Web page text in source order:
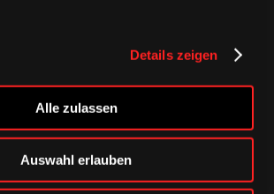
Details zeigen
Alle zulassen
Auswahl erlauben
CAPS & CO
CAPS & CO
CAPS & CO